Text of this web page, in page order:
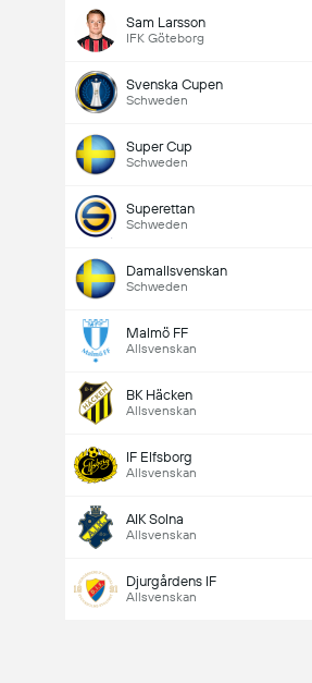
Sam Larsson
IFK Göteborg
Svenska Cupen
Schweden
Super Cup
Schweden
Superettan
Schweden
Damallsvenskan
Schweden
Malmö FF
Allsvenskan
BK Häcken
Allsvenskan
IF Elfsborg
Allsvenskan
AIK Solna
Allsvenskan
Djurgårdens IF
Allsvenskan